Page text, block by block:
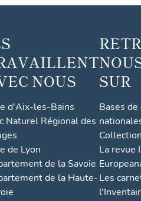
NOUS
d'Aix-les-Bains
Naturel Régional des
de Lyon
de la Savoie
de la Haute-
SUR
Bases
La revue
Les